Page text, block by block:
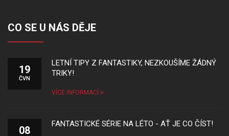
CO SE U NÁS DĚJE
19
ČVN
LETNÍ TIPY Z FANTASTIKY, NEZKOUŠÍME ŽÁDNÝ
TRIKY!
VÍCE INFORMACÍ
08
FANTASTICKÉ SÉRIE NA LÉTO - AŤ JE CO ČÍST!